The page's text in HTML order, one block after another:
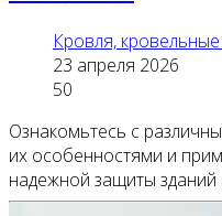
Кровля,
23 апреля 2026
50
Ознакомьтесь с
их особенностями и
надежной защиты